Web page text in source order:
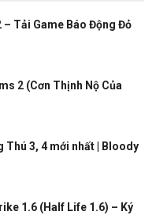
– Tải Game Báo Động Đỏ
2 (Cơn Thịnh Nộ Của
Thú 3, 4 mới nhất | Bloody
1.6 (Half Life 1.6) – Ký